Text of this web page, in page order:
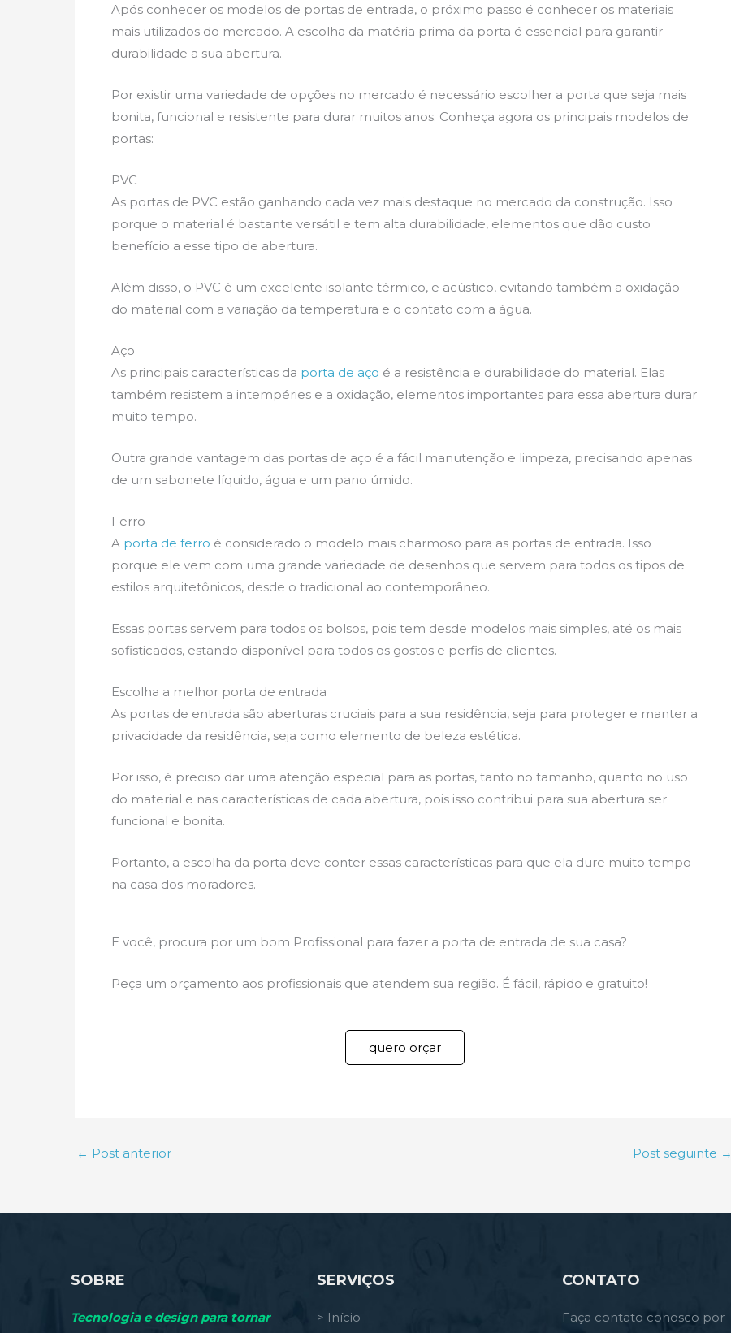
Após conhecer os modelos de portas de entrada, o próximo passo é conhecer os materiais
mais utilizados do mercado. A escolha da matéria prima da porta é essencial para garantir
durabilidade a sua abertura.
Por existir uma variedade de opções no mercado é necessário escolher a porta que seja mais
bonita, funcional e resistente para durar muitos anos. Conheça agora os principais modelos de
portas:
PVC
As portas de PVC estão ganhando cada vez mais destaque no mercado da construção. Isso
porque o material é bastante versátil e tem alta durabilidade, elementos que dão custo
benefício a esse tipo de abertura.
Além disso, o PVC é um excelente isolante térmico, e acústico, evitando também a oxidação
do material com a variação da temperatura e o contato com a água.
Aço
As principais características da porta de aço é a resistência e durabilidade do material. Elas
também resistem a intempéries e a oxidação, elementos importantes para essa abertura durar
muito tempo.
Outra grande vantagem das portas de aço é a fácil manutenção e limpeza, precisando apenas
de um sabonete líquido, água e um pano úmido.
Ferro
A porta de ferro é considerado o modelo mais charmoso para as portas de entrada. Isso
porque ele vem com uma grande variedade de desenhos que servem para todos os tipos de
estilos arquitetônicos, desde o tradicional ao contemporâneo.
Essas portas servem para todos os bolsos, pois tem desde modelos mais simples, até os mais
sofisticados, estando disponível para todos os gostos e perfis de clientes.
Escolha a melhor porta de entrada
As portas de entrada são aberturas cruciais para a sua residência, seja para proteger e manter a
privacidade da residência, seja como elemento de beleza estética.
Por isso, é preciso dar uma atenção especial para as portas, tanto no tamanho, quanto no uso
do material e nas características de cada abertura, pois isso contribui para sua abertura ser
funcional e bonita.
Portanto, a escolha da porta deve conter essas características para que ela dure muito tempo
na casa dos moradores.
E você, procura por um bom Profissional para fazer a porta de entrada de sua casa?
Peça um orçamento aos profissionais que atendem sua região. É fácil, rápido e gratuito!
quero orçar
← Post anterior Post seguinte →
SOBRE
Tecnologia e design para tornar
SERVIÇOS
> Início
CONTATO
Faça contato conosco por